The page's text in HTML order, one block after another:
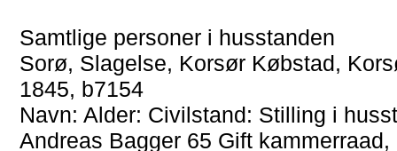
Samtlige personer i husstanden
Sorø, Slagelse, Korsør Købstad,
1845, b7154
Navn: Alder: Civilstand: Stilling i
Andreas Bagger 65 Gift